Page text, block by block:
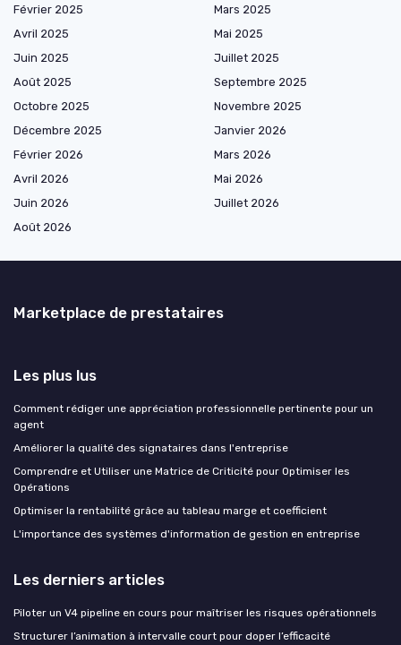
Février 2025
Mars 2025
Avril 2025
Mai 2025
Juin 2025
Juillet 2025
Août 2025
Septembre 2025
Octobre 2025
Novembre 2025
Décembre 2025
Janvier 2026
Février 2026
Mars 2026
Avril 2026
Mai 2026
Juin 2026
Juillet 2026
Août 2026
Marketplace de prestataires
Les plus lus
Comment rédiger une appréciation professionnelle pertinente pour un
agent
Améliorer la qualité des signataires dans l'entreprise
Comprendre et Utiliser une Matrice de Criticité pour Optimiser les
Opérations
Optimiser la rentabilité grâce au tableau marge et coefficient
L'importance des systèmes d'information de gestion en entreprise
Les derniers articles
Piloter un V4 pipeline en cours pour maîtriser les risques opérationnels
Structurer l’animation à intervalle court pour doper l’efficacité